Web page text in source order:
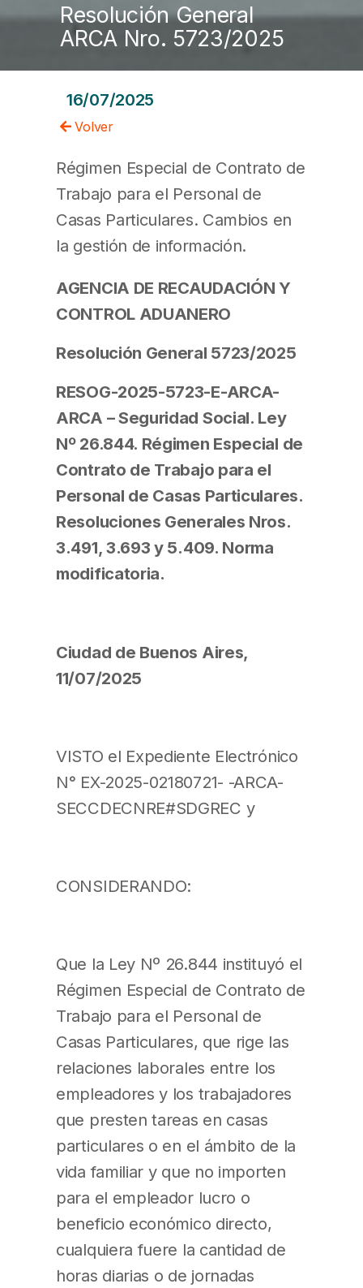
Resolución General
ARCA Nro. 5723/2025
16/07/2025
Volver
Régimen Especial de Contrato de
Trabajo para el Personal de
Casas Particulares. Cambios en
la gestión de información.
AGENCIA DE RECAUDACIÓN Y
CONTROL ADUANERO
Resolución General 5723/2025
RESOG-2025-5723-E-ARCA-
ARCA – Seguridad Social. Ley
Nº 26.844. Régimen Especial de
Contrato de Trabajo para el
Personal de Casas Particulares.
Resoluciones Generales Nros.
3.491, 3.693 y 5.409. Norma
modificatoria.
Ciudad de Buenos Aires,
11/07/2025
VISTO el Expediente Electrónico
N° EX-2025-02180721- -ARCA-
SECCDECNRE#SDGREC y
CONSIDERANDO:
Que la Ley Nº 26.844 instituyó el
Régimen Especial de Contrato de
Trabajo para el Personal de
Casas Particulares, que rige las
relaciones laborales entre los
empleadores y los trabajadores
que presten tareas en casas
particulares o en el ámbito de la
vida familiar y que no importen
para el empleador lucro o
beneficio económico directo,
cualquiera fuere la cantidad de
horas diarias o de jornadas